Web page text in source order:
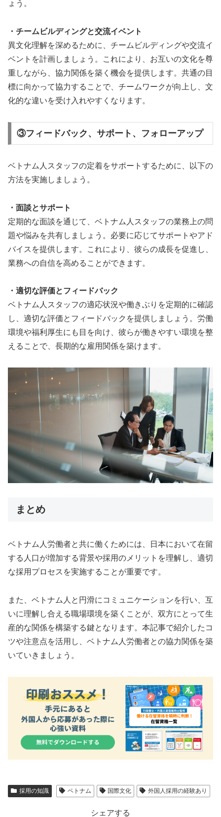
ょう。
・チームビルディングと交流イベント
異文化理解を深めるために、チームビルディングや交流イ
ベントを計画しましょう。これにより、お互いの文化を尊
重しながら、協力関係を築く機会を提供します。共通の目
標に向かって協力することで、チームワークが向上し、文
化的な違いを受け入れやすくなります。
③フィードバック、サポート、フォローアップ
ベトナム人スタッフの定着をサポートするために、以下の
方法を実施しましょう。
・面談とサポート
定期的な面談を通じて、ベトナム人スタッフの業務上の問
題や悩みを共有しましょう。必要に応じてサポートやアド
バイスを提供します。これにより、彼らの成長を促進し、
業務への自信を高めることができます。
・適切な評価とフィードバック
ベトナム人スタッフの適応状況や働きぶりを定期的に確認
し、適切な評価とフィードバックを提供しましょう。労働
環境や福利厚生にも目を向け、彼らが働きやすい環境を整
えることで、長期的な雇用関係を築けます。
まとめ
ベトナム人労働者と共に働くためには、日本において在留
する人口が増加する背景や採用のメリットを理解し、適切
な採用プロセスを実施することが重要です。
また、ベトナム人と円滑にコミュニケーションを行い、互
いに理解し合える職場環境を築くことが、双方にとって生
産的な関係を構築する鍵となります。本記事で紹介したコ
ツや注意点を活用し、ベトナム人労働者との協力関係を築
いていきましょう。
採用の知識 ベトナム 国際文化 外国人採用の経験あり
シェアする